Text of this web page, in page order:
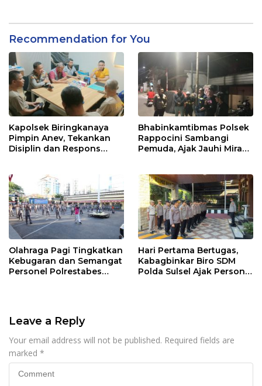
Recommendation for You
Kapolsek Biringkanaya
Pimpin Anev, Tekankan
Disiplin dan Respons
Bhabinkamtibmas Polsek
Rappocini Sambangi
Pemuda, Ajak Jauhi Miras,
Olahraga Pagi Tingkatkan
Kebugaran dan Semangat
Personel Polrestabes
Hari Pertama Bertugas,
Kabagbinkar Biro SDM
Polda Sulsel Ajak Personel
Leave a Reply
Your email address will not be published. Required fields are
marked *